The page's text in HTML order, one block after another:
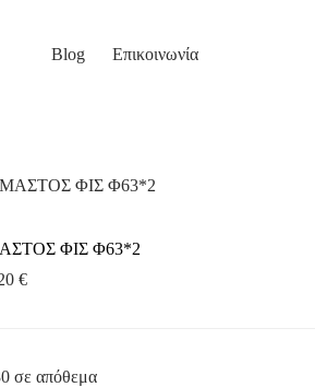
Blog Επικοινωνία
ΜΑΣΤΟΣ ΦΙΣ Φ63*2
ΦΙΣ Φ63*2
€
σε απόθεμα